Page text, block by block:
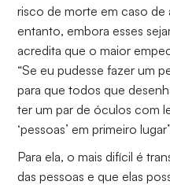
risco de morte em caso
entanto, embora esses
acredita que o maior
“Se eu pudesse fazer um
para que todos que
ter um par de óculos com
‘pessoas’ em primeiro
Para ela, o mais difícil é
das pessoas e que elas